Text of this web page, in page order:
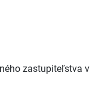
zastupiteľstva v